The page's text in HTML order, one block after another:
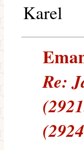
Karel
Re: